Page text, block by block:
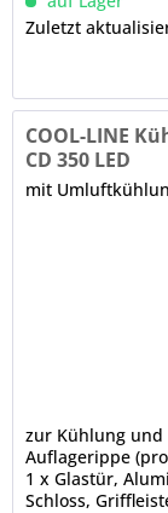
Zuletzt
COOL-LINE
CD 350 LED
mit
zur Kühlung und
Auflagerippe
1 x Glastür,
Schloss,